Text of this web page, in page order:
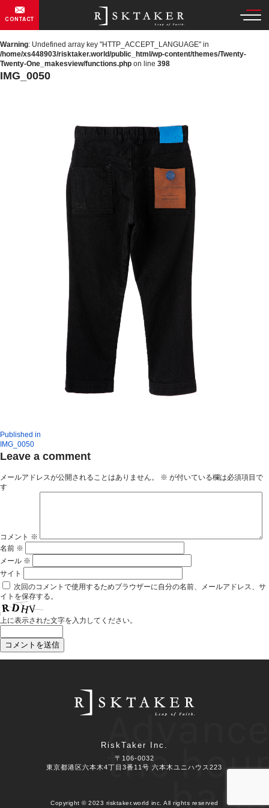
Warning: Undefined array key "HTTP_ACCEPT_LANGUAGE" in
/home/xs448903/risktaker.world/public_html/wp-content/themes/Twenty-
Twenty-One_makesview/functions.php on line 398
CONTACT
IMG_0050
Published in
IMG_0050
Leave a comment
メールアドレスが公開されることはありません。 ※ が付いている欄は必須項目で
す
コメント ※
名前 ※
メール ※
サイト
次回のコメントで使用するためブラウザーに自分の名前、メールアドレス、サ
イトを保存する。
上に表示された文字を入力してください。
RiskTaker Inc.
〒106-0032
東京都港区六本木4丁目3番11号 六本木ユニハウス223
Copyright © 2023 risktaker.world inc. All rights reserved
Advance
the hour
hand